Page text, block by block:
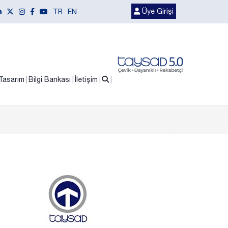
TR EN Üye Girişi
Bilgi Bankası İletişim